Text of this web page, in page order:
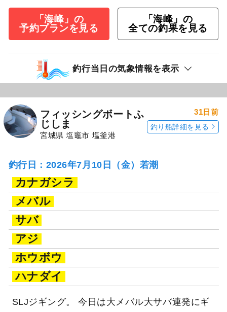
「海峰」の
予約プランを見る
「海峰」の
全ての釣果を見る
釣行当日の気象情報を表示
フィッシングボートふ
じしま
宮城県 塩竈市 塩釜港
31日前
釣り船詳細を見る
釣行日：2026年7月10日（金）若潮
カナガシラ
メバル
サバ
アジ
ホウボウ
ハナダイ
SLJジギング。 今日は大メバル大サバ連発にギ